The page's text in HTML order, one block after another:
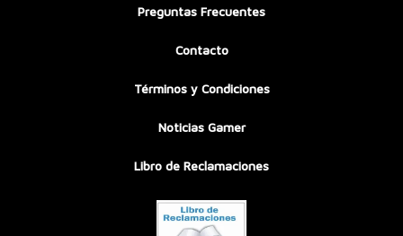
Preguntas Frecuentes
Contacto
Términos y Condiciones
Noticias Gamer
Libro de Reclamaciones